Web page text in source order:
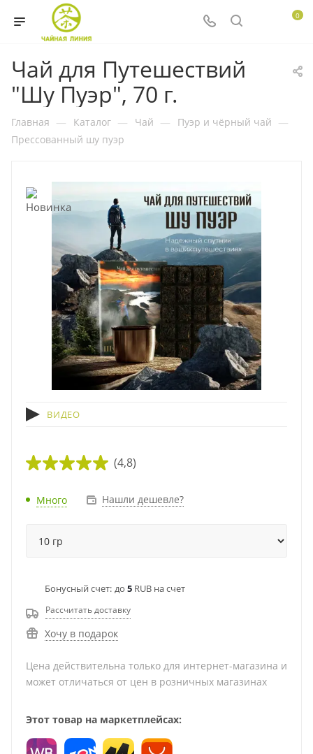
0
Чай для Путешествий
"Шу Пуэр", 70 г.
Главная — Каталог — Чай — Пуэр и чёрный чай —
Прессованный шу пуэр
ВИДЕО
(4,8)
Много Нашли дешевле?
Бонусный счет: до 5 RUB на счет
Рассчитать доставку
Хочу в подарок
Цена действительна только для интернет-магазина и
может отличаться от цен в розничных магазинах
Этот товар на маркетплейсах: